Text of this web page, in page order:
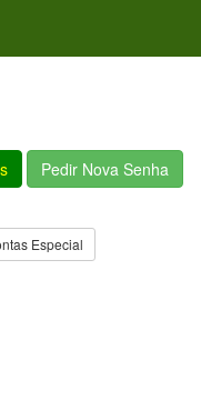
Pedir Nova Senha
Especial